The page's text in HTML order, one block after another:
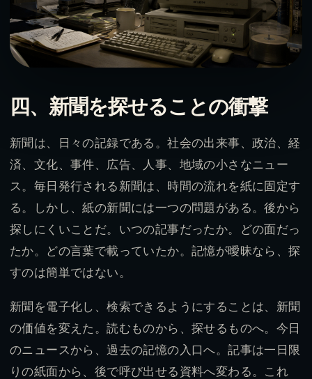
四、新聞を探せることの衝撃
新聞は、日々の記録である。社会の出来事、政治、経
済、文化、事件、広告、人事、地域の小さなニュー
ス。毎日発行される新聞は、時間の流れを紙に固定す
る。しかし、紙の新聞には一つの問題がある。後から
探しにくいことだ。いつの記事だったか。どの面だっ
たか。どの言葉で載っていたか。記憶が曖昧なら、探
すのは簡単ではない。
新聞を電子化し、検索できるようにすることは、新聞
の価値を変えた。読むものから、探せるものへ。今日
のニュースから、過去の記憶の入口へ。記事は一日限
りの紙面から、後で呼び出せる資料へ変わる。これ